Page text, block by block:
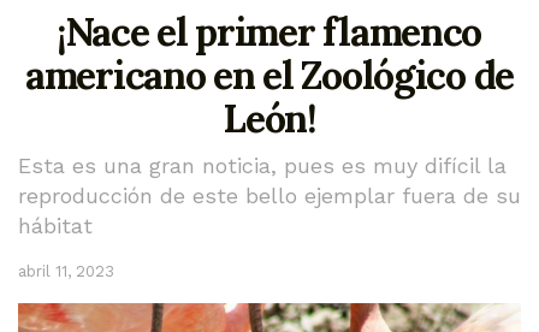
¡Nace el primer flamenco
americano en el Zoológico de
León!
Esta es una gran noticia, pues es muy difícil la
reproducción de este bello ejemplar fuera de su
hábitat
abril 11, 2023